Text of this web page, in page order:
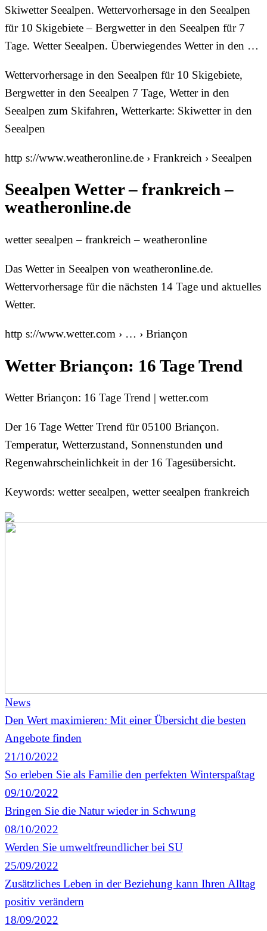
Skiwetter Seealpen. Wettervorhersage in den Seealpen
für 10 Skigebiete – Bergwetter in den Seealpen für 7
Tage. Wetter Seealpen. Überwiegendes Wetter in den …
Wettervorhersage in den Seealpen für 10 Skigebiete,
Bergwetter in den Seealpen 7 Tage, Wetter in den
Seealpen zum Skifahren, Wetterkarte: Skiwetter in den
Seealpen
http s://www.weatheronline.de › Frankreich › Seealpen
Seealpen Wetter – frankreich –
weatheronline.de
wetter seealpen – frankreich – weatheronline
Das Wetter in Seealpen von weatheronline.de.
Wettervorhersage für die nächsten 14 Tage und aktuelles
Wetter.
http s://www.wetter.com › … › Briançon
Wetter Briançon: 16 Tage Trend
Wetter Briançon: 16 Tage Trend | wetter.com
Der 16 Tage Wetter Trend für 05100 Briançon.
Temperatur, Wetterzustand, Sonnenstunden und
Regenwahrscheinlichkeit in der 16 Tagesübersicht.
Keywords: wetter seealpen, wetter seealpen frankreich
News
Den Wert maximieren: Mit einer Übersicht die besten
Angebote finden
21/10/2022
So erleben Sie als Familie den perfekten Winterspaßtag
09/10/2022
Bringen Sie die Natur wieder in Schwung
08/10/2022
Werden Sie umweltfreundlicher bei SU
25/09/2022
Zusätzliches Leben in der Beziehung kann Ihren Alltag
positiv verändern
18/09/2022